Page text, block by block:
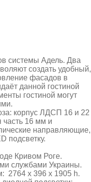
системы Адель. Два
создать удобный,
фасадов в
данной гостиной
гостиной могут
корпус ЛДСП 16 и 22
16 мм и
направляющие,
подсветку.
Кривом Роге.
службами Украины.
2764 х 396 х 1905 h.